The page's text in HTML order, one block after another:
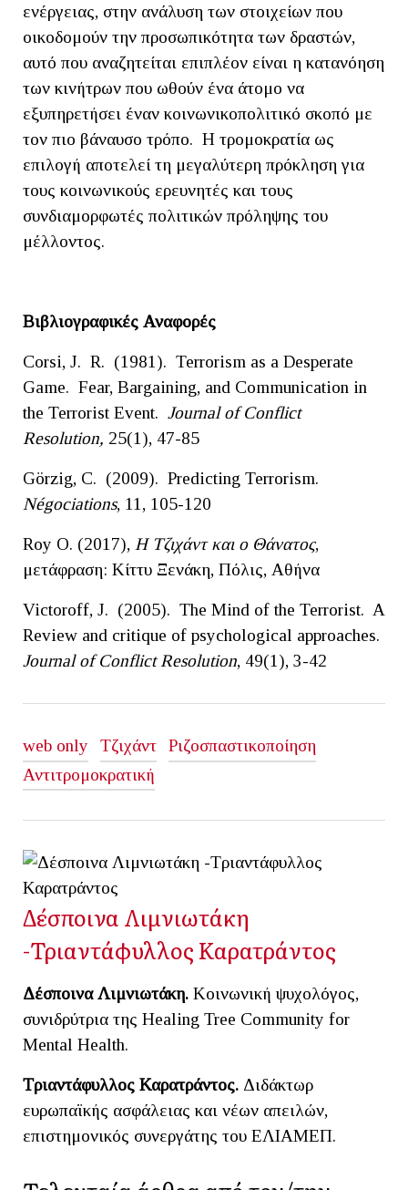
ενέργειας, στην ανάλυση των στοιχείων που
οικοδομούν την προσωπικότητα των δραστών,
αυτό που αναζητείται επιπλέον είναι η κατανόηση
των κινήτρων που ωθούν ένα άτομο να
εξυπηρετήσει έναν κοινωνικοπολιτικό σκοπό με
τον πιο βάναυσο τρόπο. Η τρομοκρατία ως
επιλογή αποτελεί τη μεγαλύτερη πρόκληση για
τους κοινωνικούς ερευνητές και τους
συνδιαμορφωτές πολιτικών πρόληψης του
μέλλοντος.
Βιβλιογραφικές Αναφορές
Corsi, J. R. (1981). Terrorism as a Desperate
Game. Fear, Bargaining, and Communication in
the Terrorist Event. Journal of Conflict
Resolution, 25(1), 47-85
Görzig, C. (2009). Predicting Terrorism.
Négociations, 11, 105-120
Roy O. (2017), Η Τζιχάντ και ο Θάνατος,
μετάφραση: Κίττυ Ξενάκη, Πόλις, Αθήνα
Victoroff, J. (2005). The Mind of the Terrorist. A
Review and critique of psychological approaches.
Journal of Conflict Resolution, 49(1), 3-42
web only Τζιχάντ
Ριζοσπαστικοποίηση
Αντιτρομοκρατική
Δέσποινα Λιμνιωτάκη
-Τριαντάφυλλος Καρατράντος
Δέσποινα Λιμνιωτάκη. Κοινωνική ψυχολόγος,
συνιδρύτρια της Healing Tree Community for
Mental Health.
Τριαντάφυλλος Καρατράντος. Διδάκτωρ
ευρωπαϊκής ασφάλειας και νέων απειλών,
επιστημονικός συνεργάτης του ΕΛΙΑΜΕΠ.